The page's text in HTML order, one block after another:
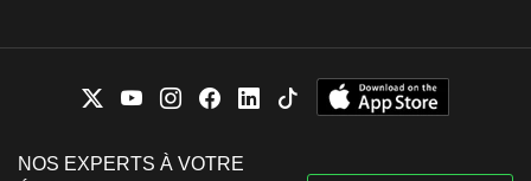
NOS EXPERTS À VOTRE